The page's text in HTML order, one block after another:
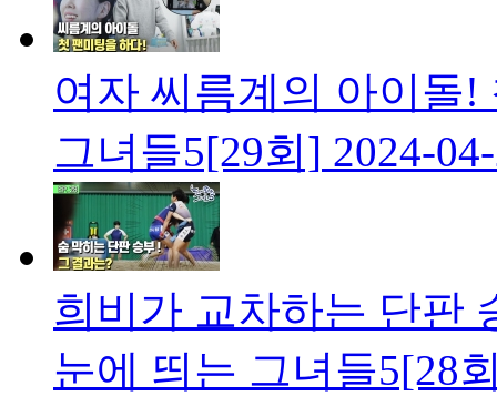
여자 씨름계의 아이돌
그녀들5[29회] 2024-
희비가 교차하는 단판
눈에 띄는 그녀들5[28